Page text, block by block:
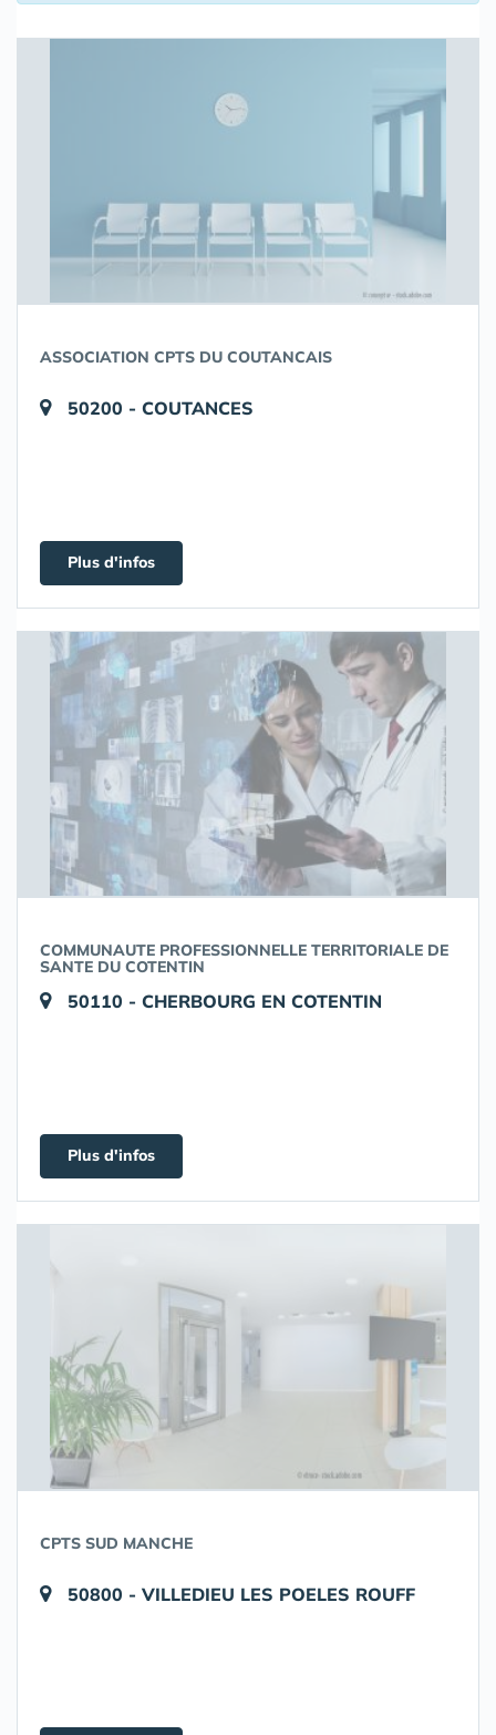
ASSOCIATION CPTS DU COUTANCAIS
50200 - COUTANCES
Plus d'infos
COMMUNAUTE PROFESSIONNELLE TERRITORIALE DE
SANTE DU COTENTIN
50110 - CHERBOURG EN COTENTIN
Plus d'infos
CPTS SUD MANCHE
50800 - VILLEDIEU LES POELES ROUFF